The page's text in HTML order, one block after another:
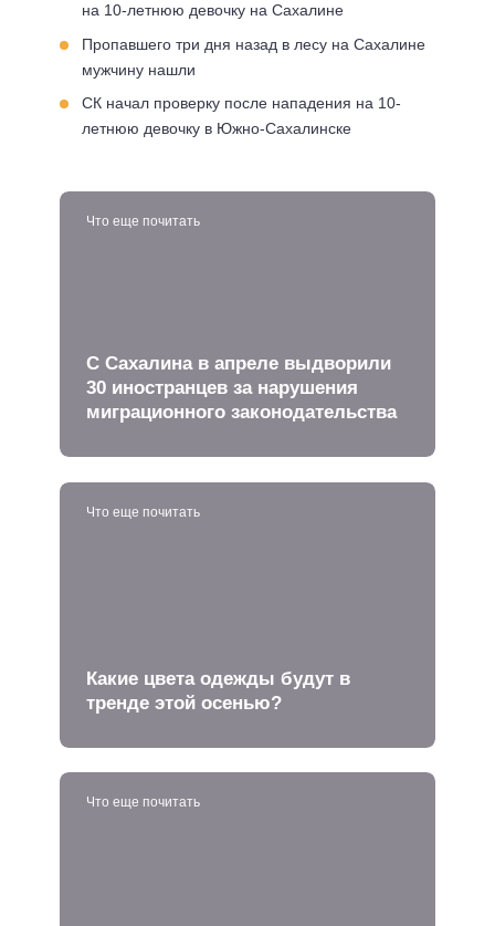
на 10-летнюю девочку на Сахалине
Пропавшего три дня назад в лесу на Сахалине
мужчину нашли
СК начал проверку после нападения на 10-
летнюю девочку в Южно-Сахалинске
Что еще почитать
С Сахалина в апреле выдворили
30 иностранцев за нарушения
миграционного законодательства
Что еще почитать
Какие цвета одежды будут в
тренде этой осенью?
Что еще почитать